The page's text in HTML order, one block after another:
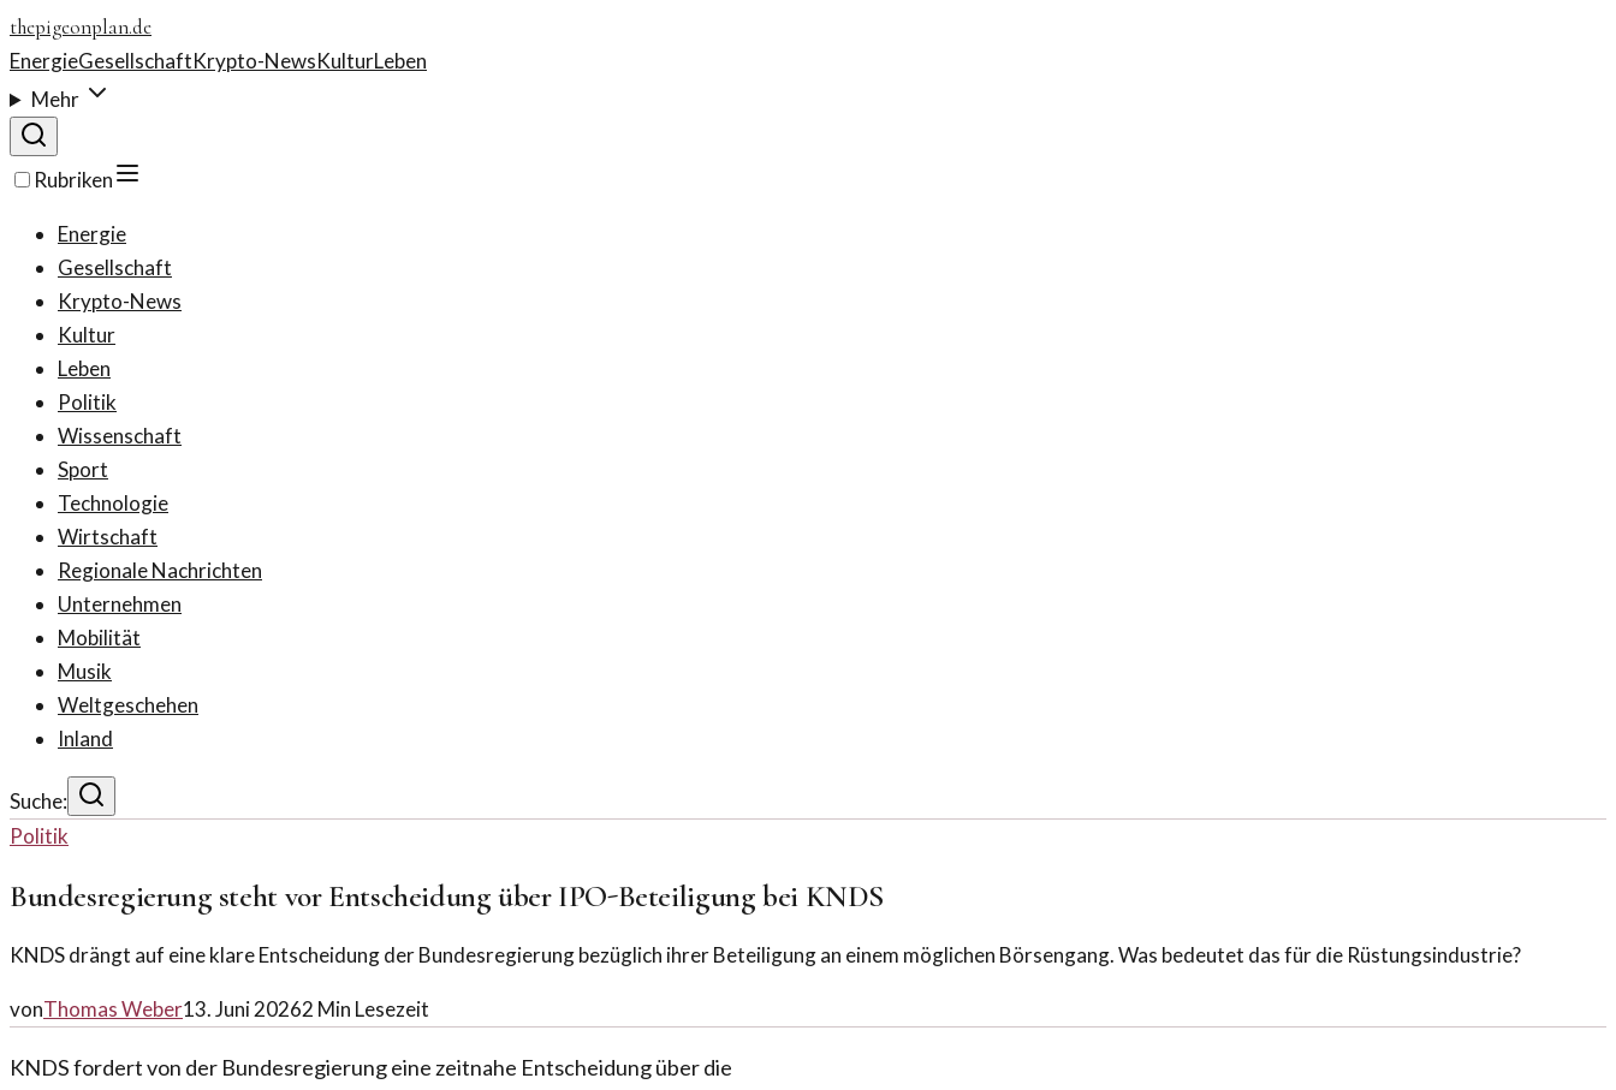
thepigeonplan.de
EnergieGesellschaftKrypto-NewsKulturLeben
Mehr
Rubriken
Energie
Gesellschaft
Krypto-News
Kultur
Leben
Politik
Wissenschaft
Sport
Technologie
Wirtschaft
Regionale Nachrichten
Unternehmen
Mobilität
Musik
Weltgeschehen
Inland
Suche:
Politik
Bundesregierung steht vor Entscheidung über IPO-Beteiligung bei KNDS
KNDS drängt auf eine klare Entscheidung der Bundesregierung bezüglich ihrer Beteiligung an einem möglichen Börsengang. Was bedeutet das für die Rüstungsindustrie?
vonThomas Weber13. Juni 20262 Min Lesezeit
KNDS fordert von der Bundesregierung eine zeitnahe Entscheidung über die